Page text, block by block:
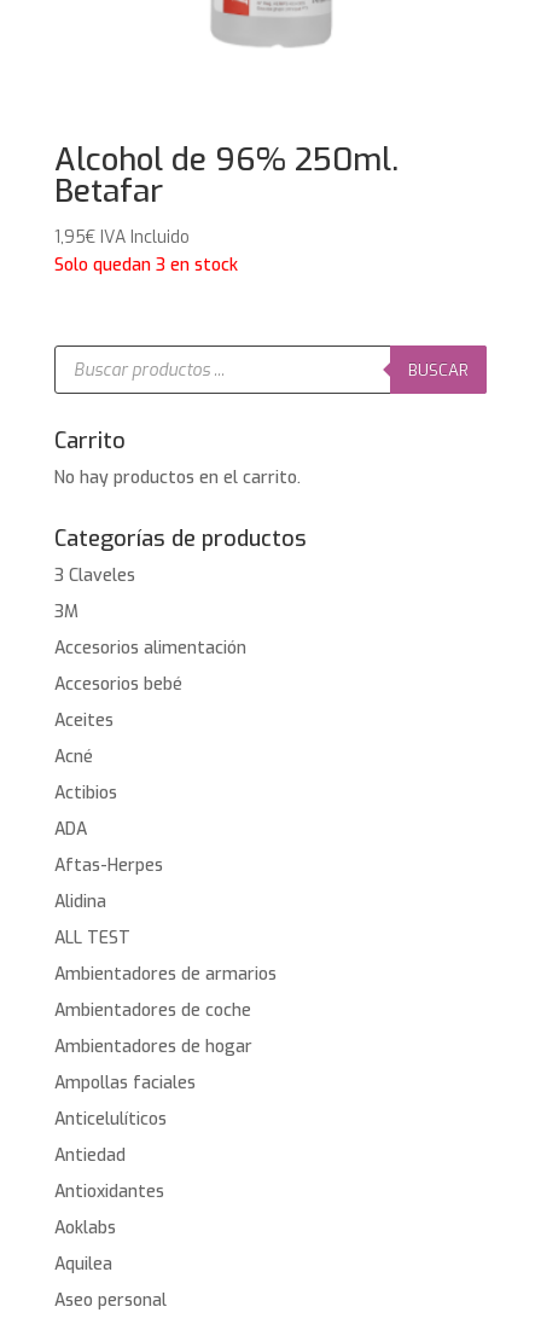
Alcohol de 96% 250ml.
Betafar
1,95€ IVA Incluido
Solo quedan 3 en stock
Búsqueda
productos
BUSCAR
Carrito
No hay productos en el carrito.
Categorías de productos
3 Claveles
3M
Accesorios alimentación
Accesorios bebé
Aceites
Acné
Actibios
ADA
Aftas-Herpes
Alidina
ALL TEST
Ambientadores de armarios
Ambientadores de coche
Ambientadores de hogar
Ampollas faciales
Anticelulíticos
Antiedad
Antioxidantes
Aoklabs
Aquilea
Aseo personal